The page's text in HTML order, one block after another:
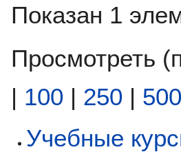
Показан 1
Просмотреть (
| 100 | 250 | 500
Учебные